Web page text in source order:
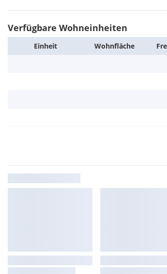
Verfügbare Wohneinheiten
Einheit Wohn­fläche